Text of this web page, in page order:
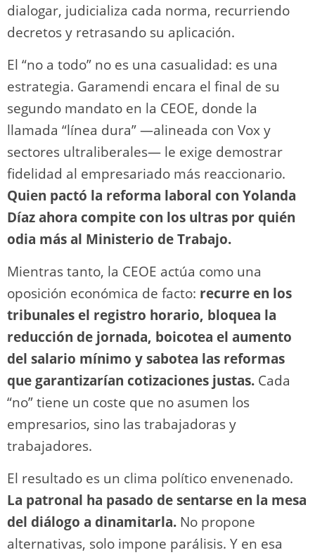
dialogar, judicializa cada norma, recurriendo
decretos y retrasando su aplicación.
El “no a todo” no es una casualidad: es una
estrategia. Garamendi encara el final de su
segundo mandato en la CEOE, donde la
llamada “línea dura” —alineada con Vox y
sectores ultraliberales— le exige demostrar
fidelidad al empresariado más reaccionario.
Quien pactó la reforma laboral con Yolanda
Díaz ahora compite con los ultras por quién
odia más al Ministerio de Trabajo.
Mientras tanto, la CEOE actúa como una
oposición económica de facto: recurre en los
tribunales el registro horario, bloquea la
reducción de jornada, boicotea el aumento
del salario mínimo y sabotea las reformas
que garantizarían cotizaciones justas. Cada
“no” tiene un coste que no asumen los
empresarios, sino las trabajadoras y
trabajadores.
El resultado es un clima político envenenado.
La patronal ha pasado de sentarse en la mesa
del diálogo a dinamitarla. No propone
alternativas, solo impone parálisis. Y en esa